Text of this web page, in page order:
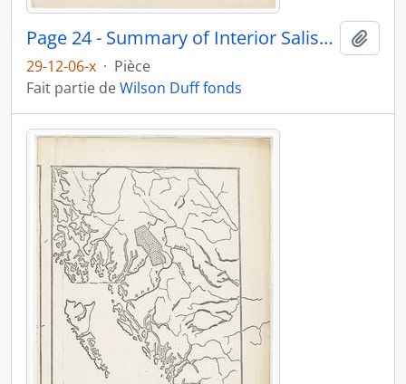
Page 24 - Summary of Interior Salish population
29-12-06-x · Pièce
Fait partie deWilson Duff fonds